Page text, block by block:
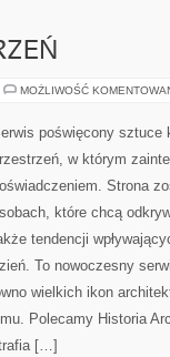
MOŻLIWOŚĆ
poświęcony sztuce
w którym
Strona
które chcą
tendencji
To nowoczesny
wielkich ikon
Polecamy Historia
[…]